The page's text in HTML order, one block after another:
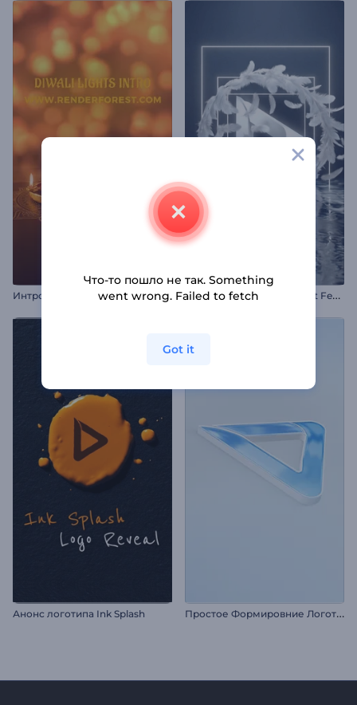
Интро: Огни Дивали П
редставлен логотип Soft Feathers
Анонс логотипа Ink Splash П
ростое Формировние Логотипа
Что-то пошло не так. Something
went wrong. Failed to fetch
Got it